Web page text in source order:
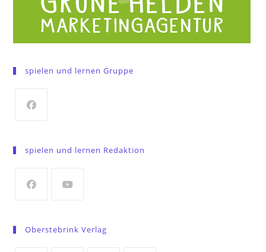
spielen und lernen Gruppe
a
tab
spielen und lernen Redaktion
a
Oberstebrink Verlag